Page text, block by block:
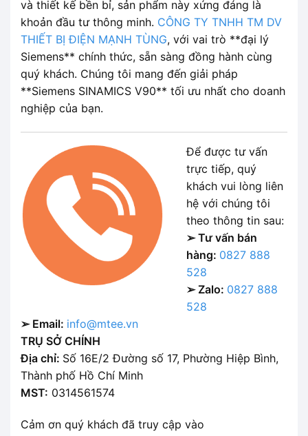
và thiết kế bền bỉ, sản phẩm này xứng đáng là
khoản đầu tư thông minh. CÔNG TY TNHH TM DV
THIẾT BỊ ĐIỆN MẠNH TÙNG, với vai trò **đại lý
Siemens** chính thức, sẵn sàng đồng hành cùng
quý khách. Chúng tôi mang đến giải pháp
**Siemens SINAMICS V90** tối ưu nhất cho doanh
nghiệp của bạn.
Để được tư vấn
trực tiếp, quý
khách vui lòng liên
hệ với chúng tôi
theo thông tin sau:
➢ Tư vấn bán
hàng: 0827 888
528
➢ Zalo: 0827 888
528
➢ Email: info@mtee.vn
TRỤ SỞ CHÍNH
Địa chỉ: Số 16E/2 Đường số 17, Phường Hiệp Bình,
Thành phố Hồ Chí Minh
MST: 0314561574
Cảm ơn quý khách đã truy cập vào